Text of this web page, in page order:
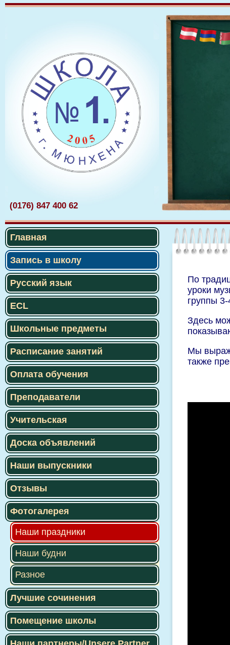
(0176) 847 400 62
Главная
Запись в школу
Русский язык
ECL
Школьные предметы
Расписание занятий
Оплата обучения
Преподаватели
Учительская
Доска объявлений
Наши выпускники
Отзывы
Фотогалерея
Наши праздники
Наши будни
Разное
Лучшие сочинения
Помещение школы
По
уроки
группы
Здесь
Мы
также